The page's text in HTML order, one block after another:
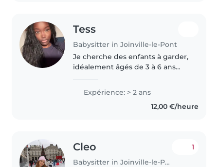
Tess
Babysitter in Joinville-le-Pont
Je cherche des enfants à garder,
idéalement âgés de 3 à 6 ans
souventoccupéedes enfantsde
ma famille. 2 enfants aux
maximum serait parfait dans
Expérience: > 2 ans
12,00 €/heure
Cleo
Babysitter in Joinville-le-Pont
1